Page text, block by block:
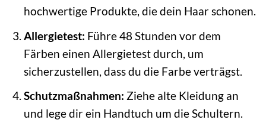
hochwertige Produkte, die dein Haar schonen.
Allergietest: Führe 48 Stunden vor dem
Färben einen Allergietest durch, um
sicherzustellen, dass du die Farbe verträgst.
Schutzmaßnahmen: Ziehe alte Kleidung an
und lege dir ein Handtuch um die Schultern.